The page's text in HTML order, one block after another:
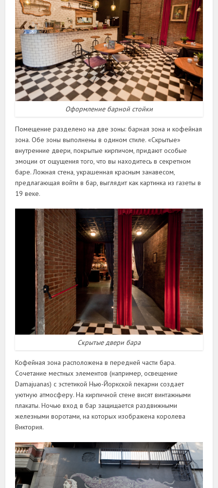
Оформление барной стойки
Помещение разделено на две зоны: барная зона и кофейная
зона. Обе зоны выполнены в одином стиле. «Скрытые»
внутренние двери, покрытые кирпичом, придают особые
эмоции от ощущения того, что вы находитесь в секретном
баре. Ложная стена, украшенная красным занавесом,
предлагающая войти в бар, выглядит как картинка из газеты в
19 веке.
Скрытые двери бара
Кофейная зона расположена в передней части бара.
Сочетание местных элементов (например, освещение
Damajuanas) с эстетикой Нью-Йоркской пекарни создает
уютную атмосферу. На кирпичной стене висят винтажными
плакаты. Ночью вход в бар защищается раздвижными
железными воротами, на которых изображена королева
Виктория.